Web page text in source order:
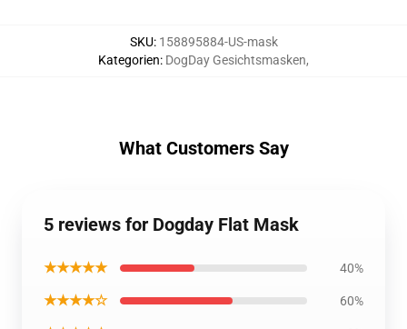
SKU: 158895884-US-mask
Kategorien: DogDay Gesichtsmasken,
What Customers Say
5 reviews for Dogday Flat Mask
★★★★★ 40%
★★★★☆ 60%